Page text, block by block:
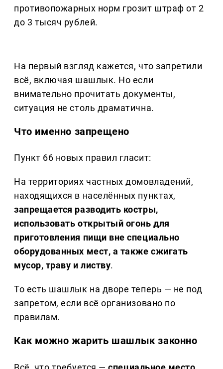
противопожарных норм грозит штраф от 2
до 3 тысяч рублей.
На первый взгляд кажется, что запретили
всё, включая шашлык. Но если
внимательно прочитать документы,
ситуация не столь драматична.
Что именно запрещено
Пункт 66 новых правил гласит:
На территориях частных домовладений,
находящихся в населённых пунктах,
запрещается разводить костры,
использовать открытый огонь для
приготовления пищи вне специально
оборудованных мест, а также сжигать
мусор, траву и листву.
То есть шашлык на дворе теперь — не под
запретом, если всё организовано по
правилам.
Как можно жарить шашлык законно